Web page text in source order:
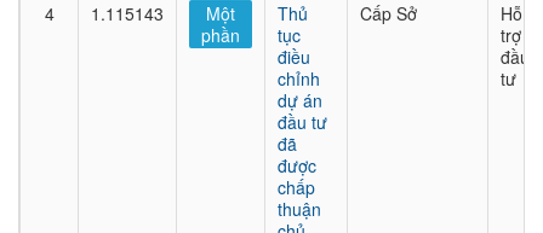
4 1.115143
Một
phần
Thủ
tục
điều
chỉnh
dự án
đầu tư
đã
được
chấp
thuận
Cấp Sở
Hỗ
trợ
đầu
tư